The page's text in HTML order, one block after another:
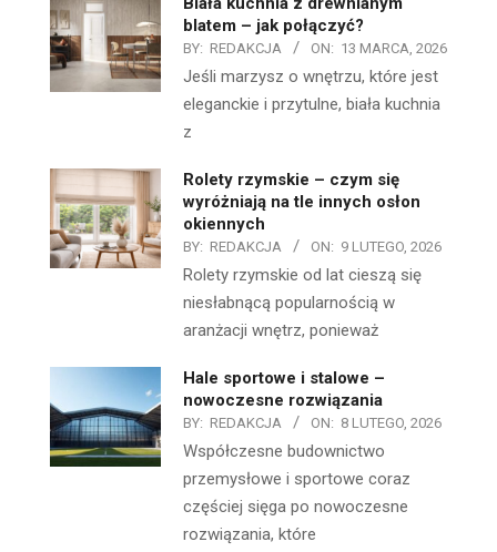
blatem – jak połączyć?
BY: REDAKCJA ON: 13 MARCA, 2026
Jeśli marzysz o wnętrzu, które jest
eleganckie i przytulne, biała kuchnia
z
Rolety rzymskie – czym się
wyróżniają na tle innych osłon
okiennych
BY: REDAKCJA ON: 9 LUTEGO, 2026
Rolety rzymskie od lat cieszą się
niesłabnącą popularnością w
aranżacji wnętrz, ponieważ
Hale sportowe i stalowe –
nowoczesne rozwiązania
BY: REDAKCJA ON: 8 LUTEGO, 2026
Współczesne budownictwo
przemysłowe i sportowe coraz
częściej sięga po nowoczesne
rozwiązania, które